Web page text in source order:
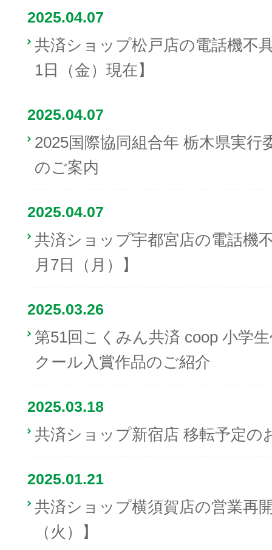
2025.04.07
共済ショップ松戸店の電話機不
1日（金）現在】
2025.04.07
2025国際協同組合年 栃木県実行
のご案内
2025.04.07
共済ショップ宇都宮店の電話機
月7日（月）】
2025.03.26
第51回こくみん共済 coop 小学
クール入賞作品のご紹介
2025.03.18
共済ショップ新宿店 移転予定の
2025.01.21
共済ショップ横須賀店の営業再
（火）】